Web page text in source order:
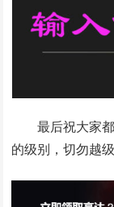
最后祝大家
的级别，切勿越级